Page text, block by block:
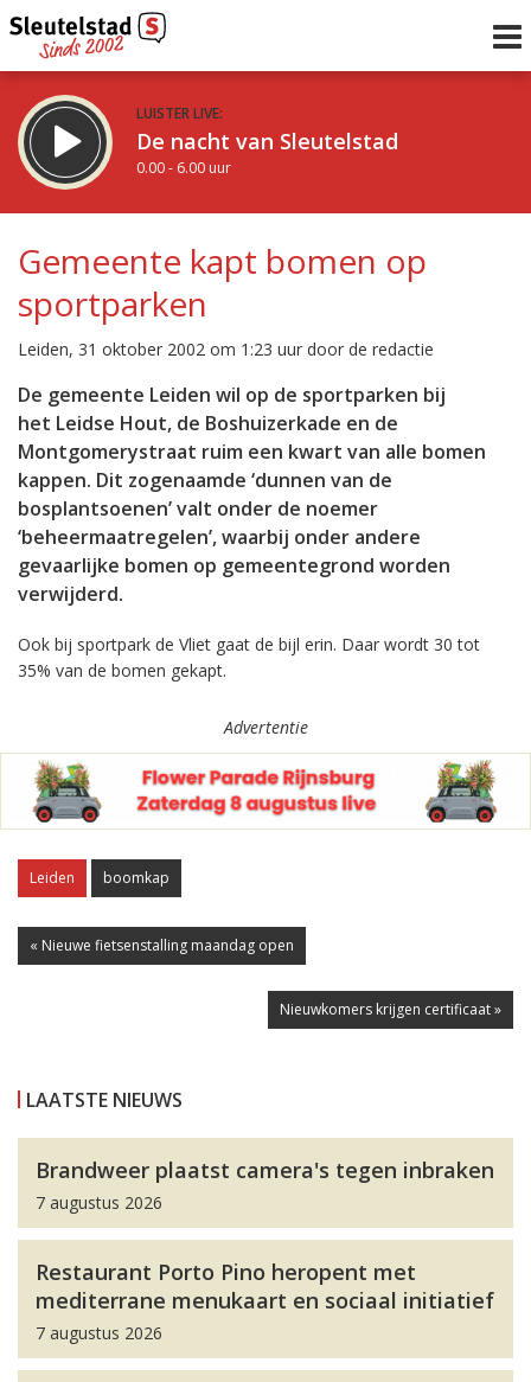
LUISTER LIVE:
De nacht van Sleutelstad
0.00 - 6.00 uur
De ochtend van Sleutelstad
6.00 - 12.00 uur
Vorig uur
Inklappen
Gemeente kapt bomen op
sportparken
Leiden, 31 oktober 2002 om 1:23 uur door de redactie
De gemeente Leiden wil op de sportparken bij
het Leidse Hout, de Boshuizerkade en de
Montgomerystraat ruim een kwart van alle bomen
kappen. Dit zogenaamde ‘dunnen van de
bosplantsoenen’ valt onder de noemer
‘beheermaatregelen’, waarbij onder andere
gevaarlijke bomen op gemeentegrond worden
verwijderd.
Ook bij sportpark de Vliet gaat de bijl erin. Daar wordt 30 tot
35% van de bomen gekapt.
Advertentie
Leiden boomkap
« Nieuwe fietsenstalling maandag open
Nieuwkomers krijgen certificaat »
LAATSTE NIEUWS
Brandweer plaatst camera's tegen inbraken
7 augustus 2026
Restaurant Porto Pino heropent met
mediterrane menukaart en sociaal initiatief
7 augustus 2026